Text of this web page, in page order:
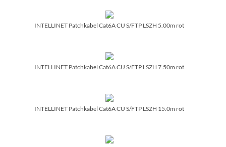
INTELLINET Patchkabel Cat6A CU S/­FTP LSZH 5.00m rot
INTELLINET Patchkabel Cat6A CU S/­FTP LSZH 7.50m rot
INTELLINET Patchkabel Cat6A CU S/­FTP LSZH 15.0m rot